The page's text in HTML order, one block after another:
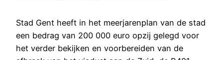
Stad Gent heeft in het meerjarenplan van de stad
een bedrag van 200 000 euro opzij gelegd voor
het verder bekijken en voorbereiden van de